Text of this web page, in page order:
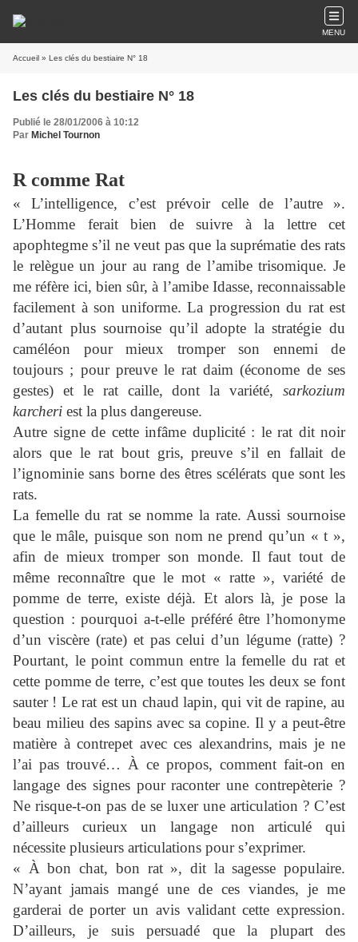
MENU
Accueil » Les clés du bestiaire N° 18
Les clés du bestiaire N° 18
Publié le 28/01/2006 à 10:12
Par Michel Tournon
R comme Rat
« L’intelligence, c’est prévoir celle de l’autre ».
L’Homme ferait bien de suivre à la lettre cet
apophtegme s’il ne veut pas que la suprématie des rats
le relègue un jour au rang de l’amibe trisomique. Je
me réfère ici, bien sûr, à l’amibe Idasse, reconnaissable
facilement à son uniforme. La progression du rat est
d’autant plus sournoise qu’il adopte la stratégie du
caméléon pour mieux tromper son ennemi de
toujours ; pour preuve le rat daim (économe de ses
gestes) et le rat caille, dont la variété, sarkozium
karcheri est la plus dangereuse.
Autre signe de cette infâme duplicité : le rat dit noir
alors que le rat bout gris, preuve s’il en fallait de
l’ignominie sans borne des êtres scélérats que sont les
rats.
La femelle du rat se nomme la rate. Aussi sournoise
que le mâle, puisque son nom ne prend qu’un « t »,
afin de mieux tromper son monde. Il faut tout de
même reconnaître que le mot « ratte », variété de
pomme de terre, existe déjà. Et alors là, je pose la
question : pourquoi a-t-elle préféré être l’homonyme
d’un viscère (rate) et pas celui d’un légume (ratte) ?
Pourtant, le point commun entre la femelle du rat et
cette pomme de terre, c’est que toutes les deux se font
sauter ! Le rat est un chaud lapin, qui vit de rapine, au
beau milieu des sapins avec sa copine. Il y a peut-être
matière à contrepet avec ces alexandrins, mais je ne
l’ai pas trouvé… À ce propos, comment fait-on en
langage des signes pour raconter une contrepèterie ?
Ne risque-t-on pas de se luxer une articulation ? C’est
d’ailleurs curieux un langage non articulé qui
nécessite plusieurs articulations pour s’exprimer.
« À bon chat, bon rat », dit la sagesse populaire.
N’ayant jamais mangé une de ces viandes, je me
garderai de porter un avis validant cette expression.
D’ailleurs, je suis persuadé que la plupart des